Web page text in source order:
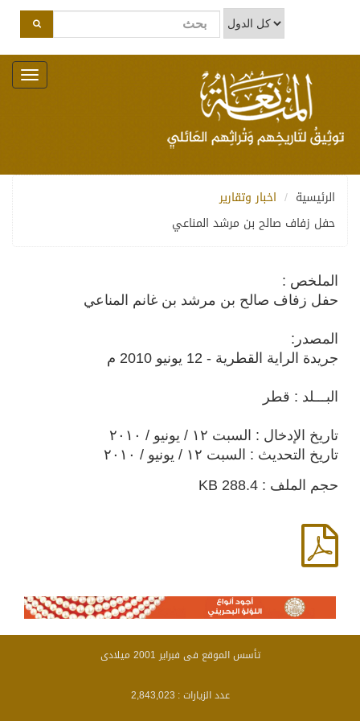
Toggle
navigation
الرئيسية
اخبار وتقارير
حفل زفاف صالح بن مرشد المناعي
الملخص :
حفل زفاف صالح بن مرشد بن غانم المناعي
المصدر:
جريدة الراية القطرية - 12 يونيو 2010 م
البـــلد : قطر
تاريخ الإدخال : السبت ١٢ / يونيو / ٢٠١٠
تاريخ التحديث : السبت ١٢ / يونيو / ٢٠١٠
حجم الملف : 288.4 KB
تأسس الموقع فى فبراير 2001 ميلادى
عدد الزيارات : 2,843,023